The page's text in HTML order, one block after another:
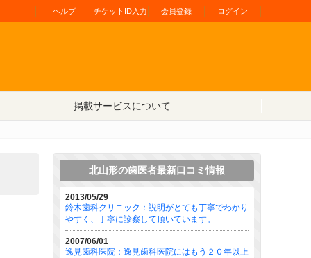
ヘルプ チケットID入力 会員登録 ログイン
掲載サービスについて
北山形の歯医者最新口コミ情報
2013/05/29
鈴木歯科クリニック：説明がとても丁寧でわかり
やすく、丁寧に診察して頂いています。
2007/06/01
逸見歯科医院：逸見歯科医院にはもう２０年以上